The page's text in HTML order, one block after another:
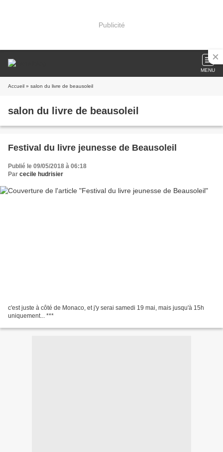
Publicité
MENU
Accueil » salon du livre de beausoleil
salon du livre de beausoleil
Festival du livre jeunesse de Beausoleil
Publié le 09/05/2018 à 06:18
Par cecile hudrisier
c'est juste à côté de Monaco, et j'y serai samedi 19 mai, mais jusqu'à 15h
uniquement... ***